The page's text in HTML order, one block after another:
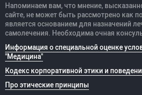
Напоминаем вам, что мнение,
сайте, не может быть рассмотрено как
является основанием для назначений
самолечения. Необходима очная
Информация о специальной оценке
"Медицина"
Кодекс корпоративной этики и
Про этические принципы